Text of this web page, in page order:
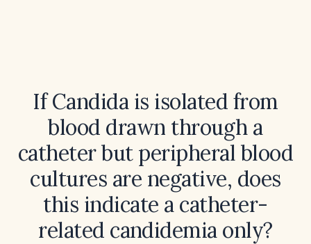
If Candida is isolated from
blood drawn through a
catheter but peripheral blood
cultures are negative, does
this indicate a catheter-
related candidemia only?